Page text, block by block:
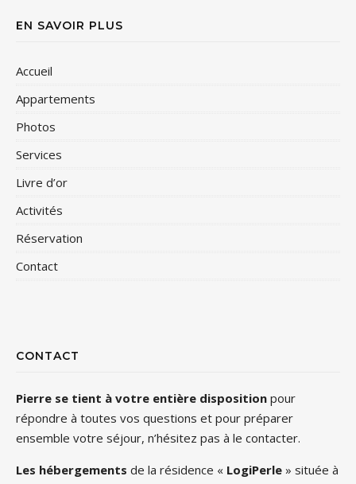
EN SAVOIR PLUS
Accueil
Appartements
Photos
Services
Livre d’or
Activités
Réservation
Contact
CONTACT
Pierre se tient à votre entière disposition pour
répondre à toutes vos questions et pour préparer
ensemble votre séjour, n’hésitez pas à le contacter.
Les hébergements de la résidence « LogiPerle » située à